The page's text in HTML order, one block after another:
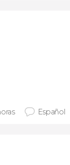
Español